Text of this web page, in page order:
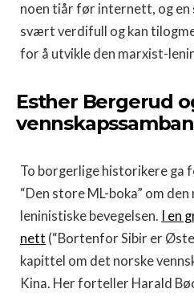
noen tiår før internett, og en
svært verdifull og kan
for å utvikle den marxist-
Esther Bergerud
To borgerlige historikere ga
“Den store ML-boka” om
leninistiske bevegelsen.
I en
nett (“Bortenfor Sibir er
kapittel om det norske
Kina. Her forteller Harald